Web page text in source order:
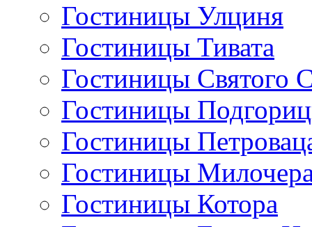
Гостиницы Улциня
Гостиницы Тивата
Гостиницы Святого
Гостиницы
Гостиницы
Гостиницы
Гостиницы Котора